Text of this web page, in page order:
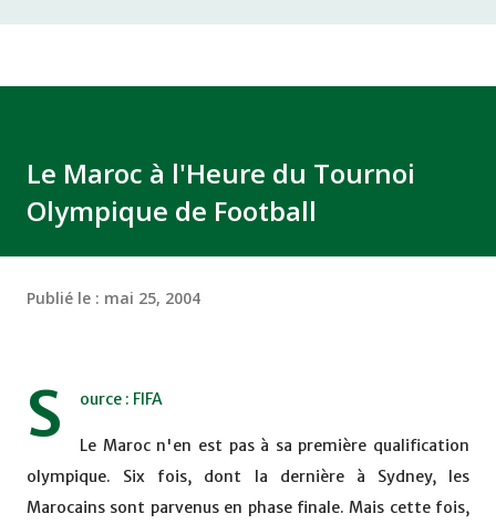
Le Maroc à l'Heure du Tournoi
Olympique de Football
Publié le : mai 25, 2004
S ource : FIFA
Le Maroc n'en est pas à sa première qualification
olympique. Six fois, dont la dernière à Sydney, les
Marocains sont parvenus en phase finale. Mais cette fois,